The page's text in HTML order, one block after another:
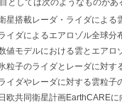
としては次のようなものがあ
星搭載レーダ・ライダによる
イダによるエアロゾル全球分
値モデルにおける雲とエアロ
粒子のライダとレーダに対す
イダやレーダに対する雲粒子
日欧共同衛星計画EarthCARE